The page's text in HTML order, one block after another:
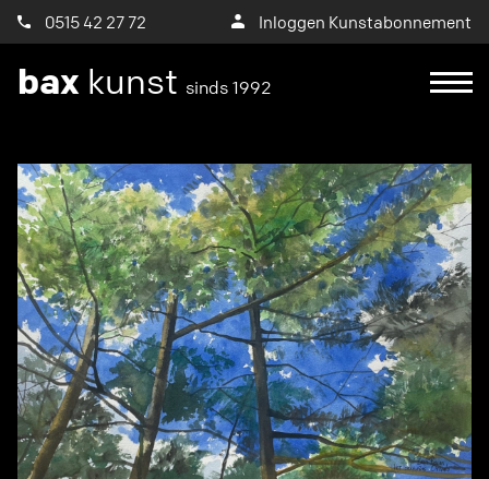
0515 42 27 72 Inloggen Kunstabonnement
bax kunst sinds 1992